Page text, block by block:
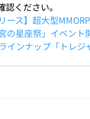
ください。
ース】超大型
の星座祭」イベン
インナップ「トレジ